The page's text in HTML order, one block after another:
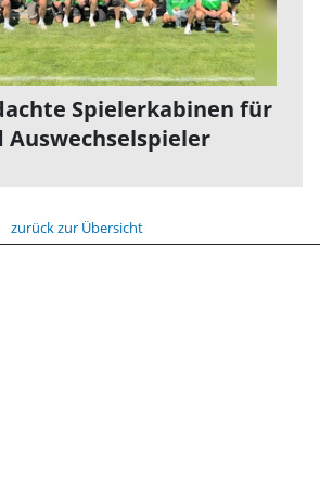
Spielerkabinen für
Auswechselspieler
zurück zur Übersicht